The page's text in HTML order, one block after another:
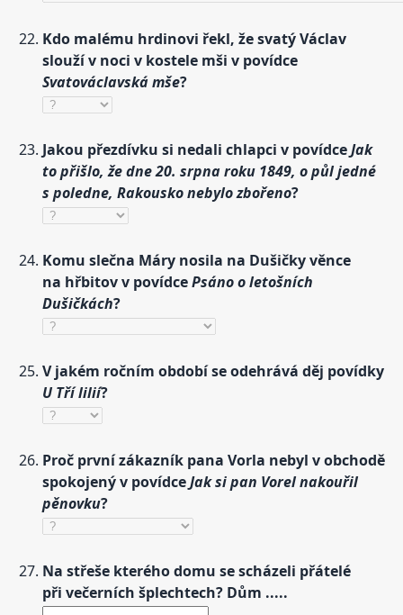
Kdo malému hrdinovi řekl, že svatý Václav
slouží v noci v kostele mši v povídce
Svatováclavská mše?
Jakou přezdívku si nedali chlapci v povídceJak
to přišlo, že dne 20. srpna roku 1849, o půl jedné
s poledne, Rakousko nebylo zbořeno?
Komu slečna Máry nosila na Dušičky věnce
na hřbitov v povídcePsáno o letošních
Dušičkách?
V jakém ročním období se odehrává děj povídky
U Tří lilií?
Proč první zákazník pana Vorla nebyl v obchodě
spokojený v povídceJak si pan Vorel nakouřil
pěnovku?
Na střeše kterého domu se scházeli přátelé
při večerních šplechtech? Dům .....